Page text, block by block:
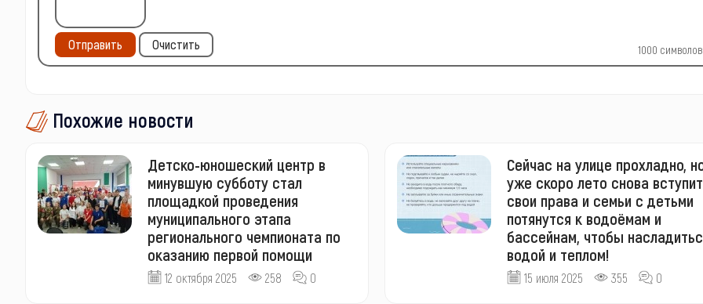
1000 символов
Отправить Очистить
Похожие новости
Детско-юношеский центр в
минувшую субботу стал
площадкой проведения
муниципального этапа
регионального чемпионата по
оказанию первой помощи
12 октября 2025 258 0
Сейчас на улице прохладно,
уже скоро лето снова
свои права и семьи с детьми
потянутся к водоёмам и
бассейнам, чтобы
водой и теплом!
15 июля 2025 355 0